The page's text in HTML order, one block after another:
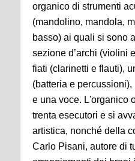
organico di strumenti
(mandolino, mandola,
basso) ai quali si sono
sezione d’archi (violini
fiati (clarinetti e flauti),
(batteria e percussioni),
e una voce. L'organico
trenta esecutori e si
artistica, nonché della
Carlo Pisani, autore di